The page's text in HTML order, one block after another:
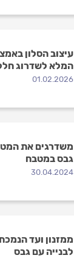
עיצוב הסלון
המלא לשדרוג
01.02.2026
משדרגים את
גבס במטבח
30.04.2024
ממזנון ועד
לבנייה עם גבס